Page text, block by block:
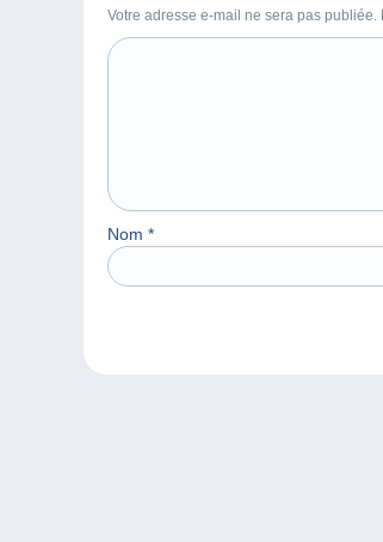
Votre adresse e-mail ne sera pas
Nom *